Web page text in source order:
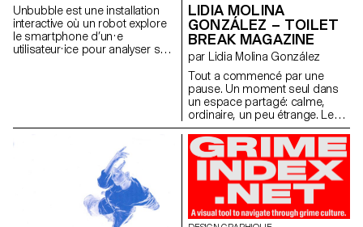
Unbubble est une installation
interactive où un robot explore
le smartphone d’un·e
utilisateur·ice pour analyser son
pourtant chaque jour les
algorithmes collecter nos
données. Nos habitudes en
ligne façonnent une réalité sur-
mesure qui filtre, trie, suggère
et limite parfois l’horizon.
Unbubble questionne
comment nos traces
LIDIA MOLINA
GONZÁLEZ – TOILET
BREAK MAGAZINE
par Lidia Molina González
Tout a commencé par une
pause. Un moment seul dans
un espace partagé: calme,
ordinaire, un peu étrange. Les
toilettes ne sont peut-être pas
l’endroit où l’on cherche de
grandes idées, et c’est
justement pour cela qu’on les a
choisies. Toilet Break part de
cet espace souvent ignoré
pour questionner notre manière
de vivre ensemble, d’occuper